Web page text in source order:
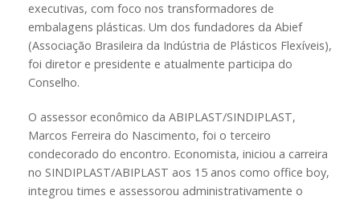
executivas, com foco nos transformadores de
embalagens plásticas. Um dos fundadores da Abief
(Associação Brasileira da Indústria de Plásticos Flexíveis),
foi diretor e presidente e atualmente participa do
Conselho.
O assessor econômico da ABIPLAST/SINDIPLAST,
Marcos Ferreira do Nascimento, foi o terceiro
condecorado do encontro. Economista, iniciou a carreira
no SINDIPLAST/ABIPLAST aos 15 anos como office boy,
integrou times e assessorou administrativamente o